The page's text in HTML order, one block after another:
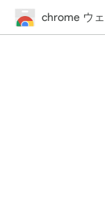
chrome ウ